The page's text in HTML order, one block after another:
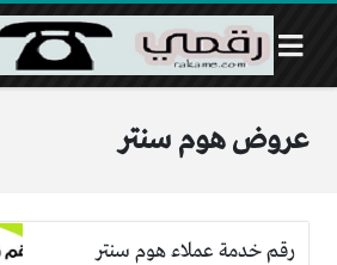
عروض هوم سنتر
رقم خدمة عملاء هوم سنتر